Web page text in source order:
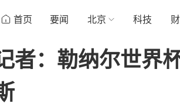
首页 要闻 北京 科技
者：勒纳尔世界